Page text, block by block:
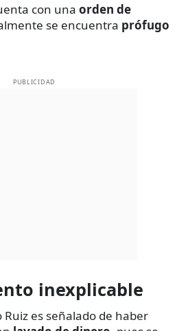
con una orden de
se encuentra prófugo
PUBLICIDAD
inexplicable
Ruiz es señalado de haber